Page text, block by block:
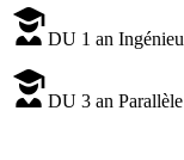
DU 1 an
DU 3 an